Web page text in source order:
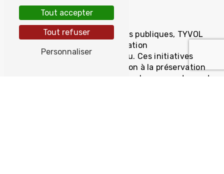
Sensibilisation
environnementale
En plus du nettoyage des allées publiques, TYVOL
mène des actions de sensibilisation
environnementale à Plouigneau. Ces initiatives
visent à sensibiliser la population à la préservation
de l'environnement et à adopter des comportements
Tout accepter
Tout refuser
Personnaliser